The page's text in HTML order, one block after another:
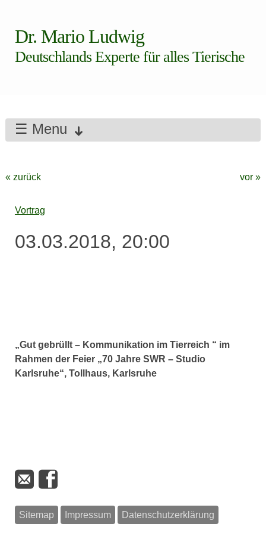
Dr. Mario Ludwig
Deutschlands Experte für alles Tierische
☰ Menu
« zurück vor »
Vortrag
03.03.2018, 20:00
„Gut gebrüllt – Kommunikation im Tierreich “ im
Rahmen der Feier „70 Jahre SWR – Studio
Karlsruhe“, Tollhaus, Karlsruhe
Sitemap Impressum Datenschutzerklärung